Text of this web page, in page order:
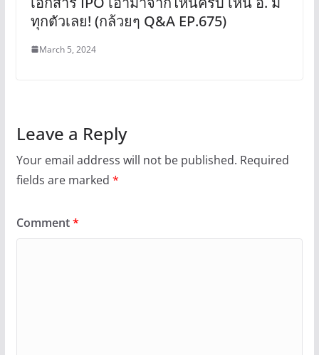
ทุกตัวเลย! (กล้วยๆ Q&A EP.675)
March 5, 2024
Leave a Reply
Your email address will not be published. Required
fields are marked *
Comment*